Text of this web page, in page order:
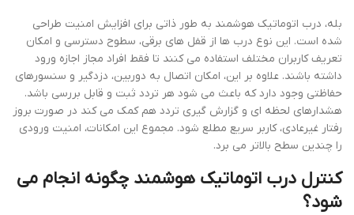
بله، درب اتوماتیک هوشمند به طور ذاتی برای افزایش امنیت طراحی
شده است. این نوع درب ها از قفل های برقی، سطوح دسترسی و امکان
تعریف کاربران مختلف استفاده می کنند تا فقط افراد مجاز اجازه ورود
داشته باشند. علاوه بر این، امکان اتصال به دوربین، دزدگیر و سنسورهای
حفاظتی وجود دارد که باعث می شود هر تردد ثبت و قابل بررسی باشد.
هشدارهای لحظه ای و گزارش گیری تردد هم کمک می کند در صورت بروز
رفتار غیرعادی، کاربر سریع مطلع شود. مجموع این امکانات، امنیت ورودی
را چندین سطح بالاتر می برد.
کنترل درب اتوماتیک هوشمند چگونه انجام می
شود؟